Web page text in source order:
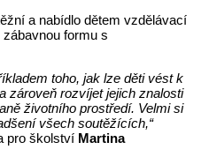
a nabídlo dětem vzdělávací
formu s
toho, jak lze děti vést k
zároveň rozvíjet jejich znalosti
životního prostředí. Velmi si
všech soutěžících,“
pro školství Martina